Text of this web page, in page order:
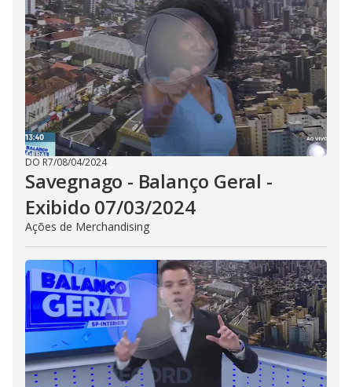
DO R7/08/04/2024
Savegnago - Balanço Geral -
Exibido 07/03/2024
Ações de Merchandising